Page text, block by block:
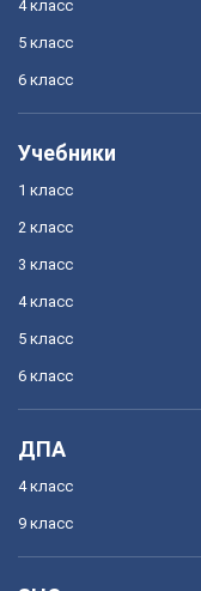
4 класс
5 класс
6 класс
Учебники
1 класс
2 класс
3 класс
4 класс
5 класс
6 класс
ДПА
4 класс
9 класс